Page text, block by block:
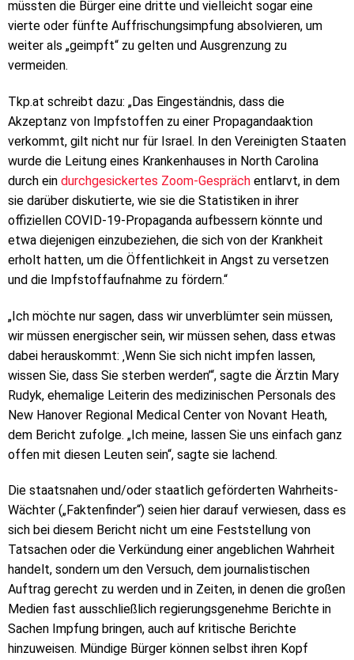
müssten die Bürger eine dritte und vielleicht sogar eine
vierte oder fünfte Auffrischungsimpfung absolvieren, um
weiter als „geimpft“ zu gelten und Ausgrenzung zu
vermeiden.
Tkp.at schreibt dazu: „Das Eingeständnis, dass die
Akzeptanz von Impfstoffen zu einer Propagandaaktion
verkommt, gilt nicht nur für Israel. In den Vereinigten Staaten
wurde die Leitung eines Krankenhauses in North Carolina
durch ein durchgesickertes Zoom-Gespräch entlarvt, in dem
sie darüber diskutierte, wie sie die Statistiken in ihrer
offiziellen COVID-19-Propaganda aufbessern könnte und
etwa diejenigen einzubeziehen, die sich von der Krankheit
erholt hatten, um die Öffentlichkeit in Angst zu versetzen
und die Impfstoffaufnahme zu fördern.“
„Ich möchte nur sagen, dass wir unverblümter sein müssen,
wir müssen energischer sein, wir müssen sehen, dass etwas
dabei herauskommt: ‚Wenn Sie sich nicht impfen lassen,
wissen Sie, dass Sie sterben werden’“, sagte die Ärztin Mary
Rudyk, ehemalige Leiterin des medizinischen Personals des
New Hanover Regional Medical Center von Novant Heath,
dem Bericht zufolge. „Ich meine, lassen Sie uns einfach ganz
offen mit diesen Leuten sein“, sagte sie lachend.
Die staatsnahen und/oder staatlich geförderten Wahrheits-
Wächter („Faktenfinder“) seien hier darauf verwiesen, dass es
sich bei diesem Bericht nicht um eine Feststellung von
Tatsachen oder die Verkündung einer angeblichen Wahrheit
handelt, sondern um den Versuch, dem journalistischen
Auftrag gerecht zu werden und in Zeiten, in denen die großen
Medien fast ausschließlich regierungsgenehme Berichte in
Sachen Impfung bringen, auch auf kritische Berichte
hinzuweisen. Mündige Bürger können selbst ihren Kopf